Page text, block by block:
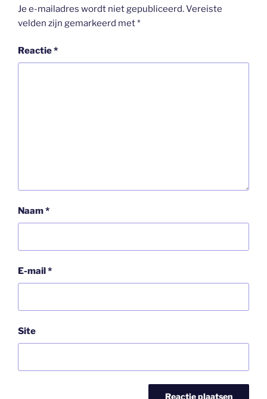
Je e-mailadres wordt niet gepubliceerd.Vereiste
velden zijn gemarkeerd met*
Reactie*
Naam*
E-mail*
Site